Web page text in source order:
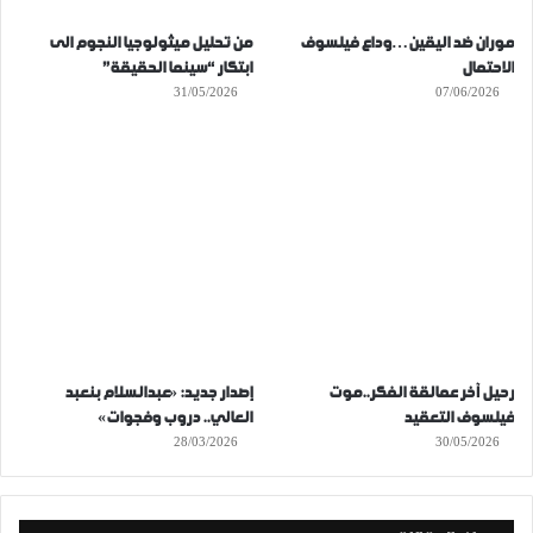
موران ضد اليقين…وداع فيلسوف
الاحتمال
07/06/2026
من تحليل ميثولوجيا النجوم الى
ابتكار “سينما الحقيقة”
31/05/2026
رحيل آخر عمالقة الفكر..موت
فيلسوف التعقيد
30/05/2026
إصدار جديد: «عبدالسلام بنعبد
العالي.. دروب وفجوات»
28/03/2026